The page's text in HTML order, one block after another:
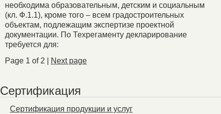
необходима образовательным, детским и социальным
(кл. Ф.1.1), кроме того – всем градостроительных
объектам, подлежащим экспертизе проектной
документации. По Техрегаменту декларирование
требуется для:
Page 1 of 2 |
Next page
Сертификация
Сертификация продукции и услуг